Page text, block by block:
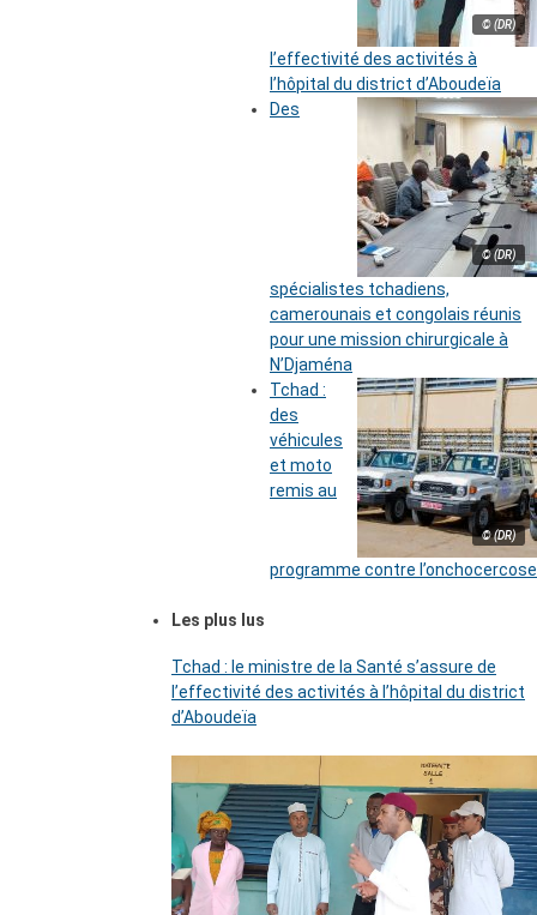
© (DR)
l’effectivité des activités à
l’hôpital du district d’Aboudeïa
© (DR)
Des
spécialistes tchadiens,
camerounais et congolais réunis
pour une mission chirurgicale à
N’Djaména
© (DR)
Tchad :
des
véhicules
et moto
remis au
programme contre l’onchocercose
Les plus lus
Tchad : le ministre de la Santé s’assure de
l’effectivité des activités à l’hôpital du district
d’Aboudeïa